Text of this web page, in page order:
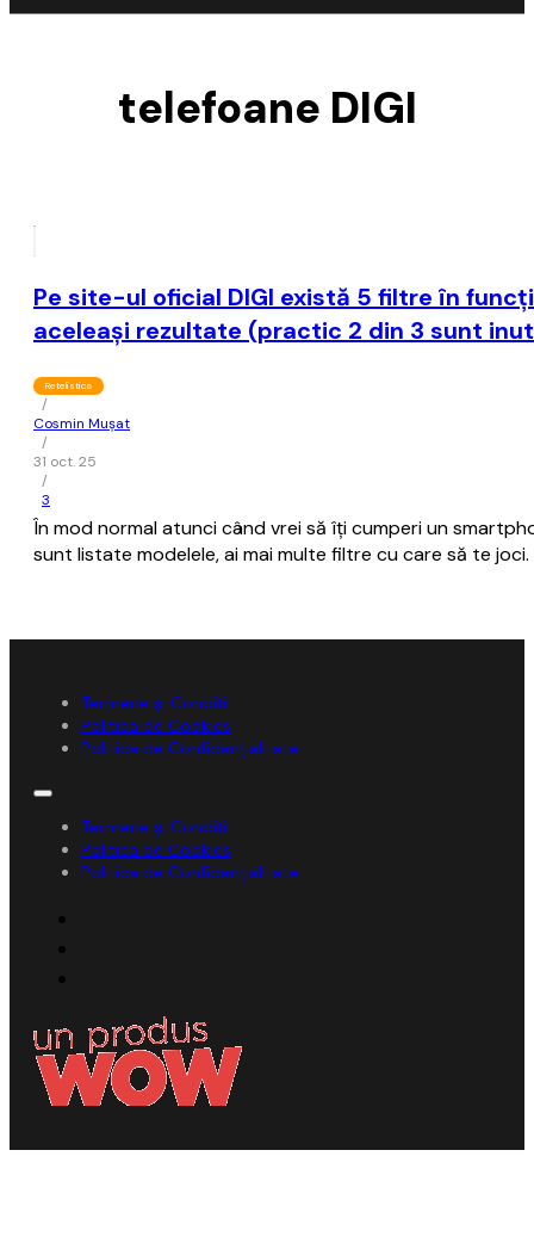
telefoane DIGI
Pe site-ul oficial DIGI există 5 filtre în
aceleaşi rezultate (practic 2 din 3 sunt
Retelistica
/
Cosmin Mușat
/
31 oct. 25
/
3
În mod normal atunci când vrei să îţi cumperi un
sunt listate modelele, ai mai multe filtre cu care să te joci.
Termene și Condiții
Politica de Cookies
Politica de Confidențialitate
Termene și Condiții
Politica de Cookies
Politica de Confidențialitate